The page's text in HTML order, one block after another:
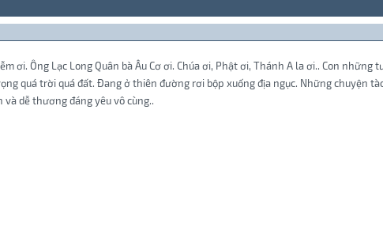
ơi. Ông Lạc Long Quân bà Âu Cơ ơi. Chúa ơi, Phật ơi, Thánh A la ơi.. Con
quá trời quá đất. Đang ở thiên đường rơi bộp xuống địa ngục. Những chuyện
và dễ thương đáng yêu vô cùng..